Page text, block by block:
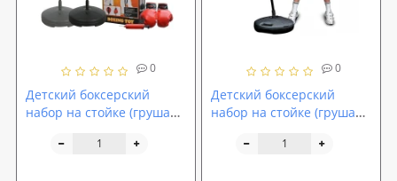
0
Детский боксерский
набор на стойке (груша
для детей) Profi (MS 0513)
0
Детский боксерский
набор на стойке (груша
для детей) Profi M 1072